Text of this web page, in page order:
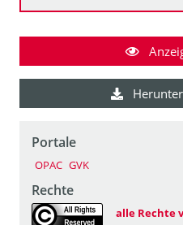
Portale
OPAC GVK
Rechte
alle Rechte